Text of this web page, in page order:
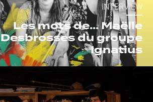
INTERVIEW
Les mots de... Maëlle
Desbrosses du groupe
Ignatius